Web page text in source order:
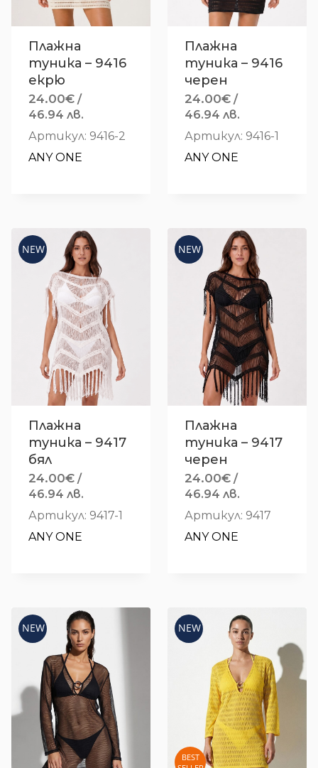
Плажна
туника – 9416
екрю
24.00€ /
46.94 лв.
Артикул: 9416-2
ANY ONE
Плажна
туника – 9416
черен
24.00€ /
46.94 лв.
Артикул: 9416-1
ANY ONE
NEW
Плажна
туника – 9417
бял
24.00€ /
46.94 лв.
Артикул: 9417-1
ANY ONE
NEW
Плажна
туника – 9417
черен
24.00€ /
46.94 лв.
Артикул: 9417
ANY ONE
NEW NEW
BEST